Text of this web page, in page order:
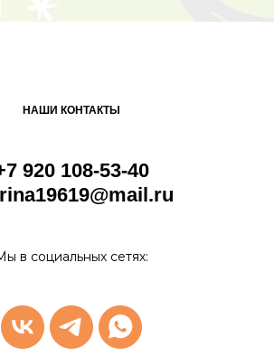
НАШИ КОНТАКТЫ
920 108-53-40
в социальных сетях: